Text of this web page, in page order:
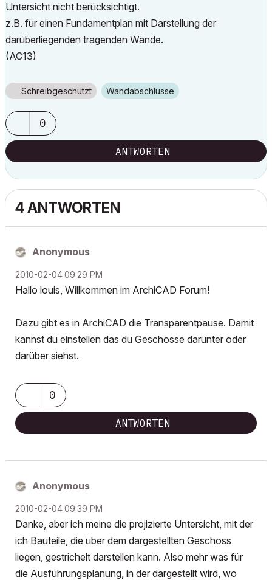
Untersicht nicht berücksichtigt.
z.B. für einen Fundamentplan mit Darstellung der
darüberliegenden tragenden Wände.
(AC13)
Schreibgeschützt Wandabschlüsse
0
ANTWORTEN
4 ANTWORTEN
Anonymous
‎2010-02-0409:29 PM
Hallo louis, Willkommen im ArchiCAD Forum!
Dazu gibt es in ArchiCAD die Transparentpause. Damit
kannst du einstellen das du Geschosse darunter oder
darüber siehst.
0
ANTWORTEN
Anonymous
‎2010-02-0409:39 PM
Danke, aber ich meine die projizierte Untersicht, mit der
ich Bauteile, die über dem dargestellten Geschoss
liegen, gestrichelt darstellen kann. Also mehr was für
die Ausführungsplanung, in der dargestellt wird, wo